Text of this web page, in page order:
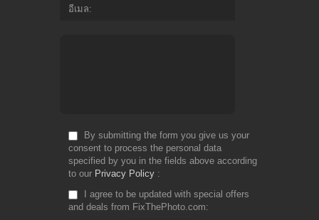
อีเมล
By submitting the form you give us your
consent to process the personal data
specified by you in the fields above according
to our Privacy Policy
I agree to be updated with special offers
and deals from FixThePhoto.com